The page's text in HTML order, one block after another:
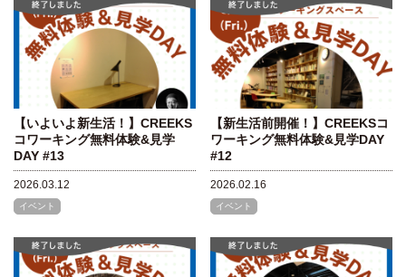
【いよいよ新生活！】CREEKS
コワーキング無料体験&見学
DAY #13
2026.03.12
イベント
【新生活前開催！】CREEKSコ
ワーキング無料体験&見学DAY
#12
2026.02.16
イベント